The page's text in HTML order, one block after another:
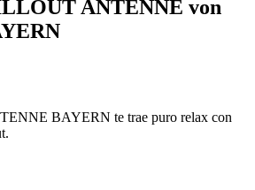
ANTENNE von
BAYERN te trae puro relax con